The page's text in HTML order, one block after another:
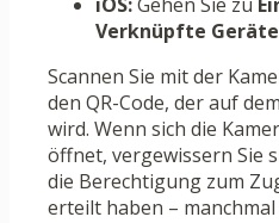
Verknüpfte Geräte
Scannen Sie mit der
den QR-Code, der auf
wird. Wenn sich die
öffnet, vergewissern Sie
die Berechtigung zum
erteilt haben –